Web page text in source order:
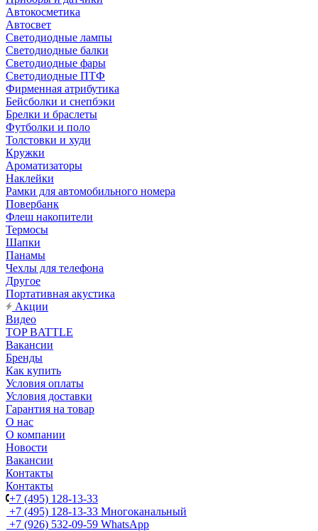
Автокосметика
Автосвет
Светодиодные лампы
Светодиодные балки
Светодиодные фары
Светодиодные ПТФ
Фирменная атрибутика
Бейсболки и снепбэки
Брелки и браслеты
Футболки и поло
Толстовки и худи
Кружки
Ароматизаторы
Наклейки
Рамки для автомобильного номера
Повербанк
Флеш накопители
Термосы
Шапки
Панамы
Чехлы для телефона
Другое
Портативная акустика
Акции
Видео
TOP BATTLE
Вакансии
Бренды
Как купить
Условия оплаты
Условия доставки
Гарантия на товар
О нас
О компании
Новости
Вакансии
Контакты
Контакты
+7 (495) 128-13-33
+7 (495) 128-13-33 Многоканальный
+7 (926) 532-09-59 WhatsApp